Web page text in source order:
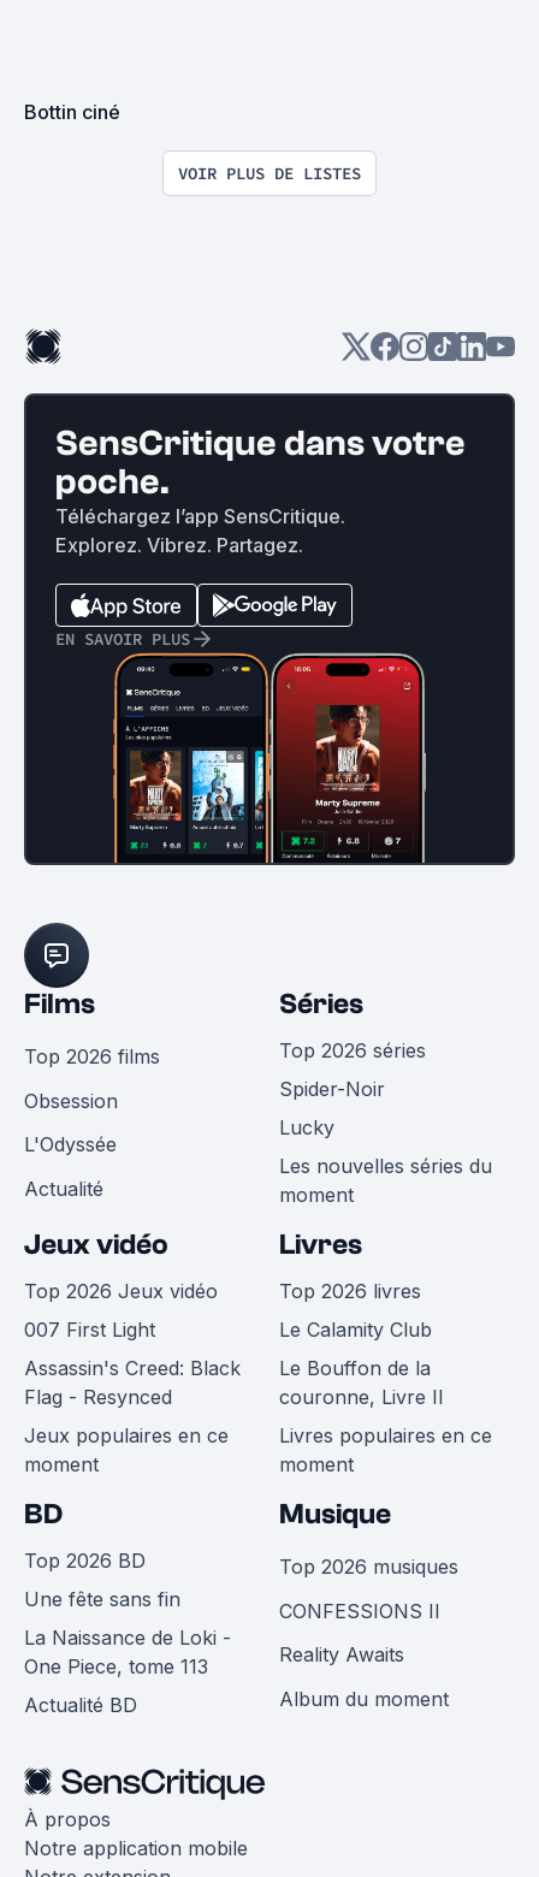
Bottin ciné
VOIR PLUS DE LISTES
SensCritique dans votre
poche.
Téléchargez l’app SensCritique.
Explorez. Vibrez. Partagez.
EN SAVOIR PLUS
Films
Top 2026 films
Obsession
L'Odyssée
Actualité
Séries
Top 2026 séries
Spider-Noir
Lucky
Les nouvelles séries du
moment
Jeux vidéo
Top 2026 Jeux vidéo
007 First Light
Assassin's Creed: Black
Flag - Resynced
Jeux populaires en ce
moment
Livres
Top 2026 livres
Le Calamity Club
Le Bouffon de la
couronne, Livre II
Livres populaires en ce
moment
BD
Top 2026 BD
Une fête sans fin
La Naissance de Loki -
One Piece, tome 113
Actualité BD
Musique
Top 2026 musiques
CONFESSIONS II
Reality Awaits
Album du moment
À propos
Notre application mobile